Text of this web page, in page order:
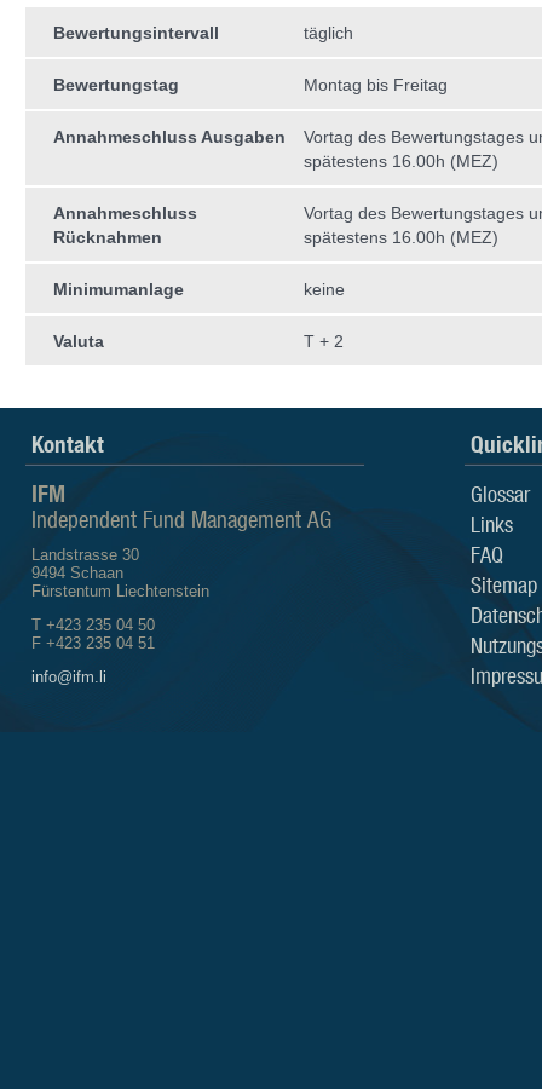
Bewertungsintervall täglich
Bewertungstag Montag bis Freitag
Annahmeschluss Ausgaben
Vortag des Bewertungstages
spätestens 16.00h (MEZ)
Annahmeschluss
Rücknahmen
Vortag des Bewertungstages
spätestens 16.00h (MEZ)
Minimumanlage keine
Valuta T + 2
Kontakt
IFM
Independent Fund Management AG
Landstrasse 30
9494 Schaan
Fürstentum Liechtenstein
T +423 235 04 50
F +423 235 04 51
info@ifm.li
Glossar
Links
FAQ
Sitemap